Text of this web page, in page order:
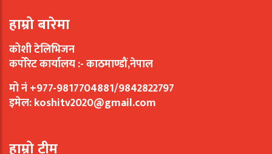
हाम्रो बारेमा
कोशी टेलिभिजन
कर्पोरेट कार्यालय :- काठमाण्डौं,नेपाल
मो नं +977-9817704881/9842822797
इमेल:koshitv2020@gmail.com
हाम्रो टीम